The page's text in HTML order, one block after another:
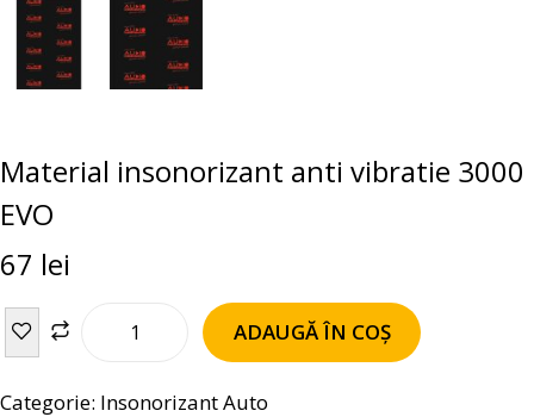
Material insonorizant anti vibratie 3000
EVO
67 lei
ADAUGĂ ÎN COȘ
Categorie: Insonorizant Auto